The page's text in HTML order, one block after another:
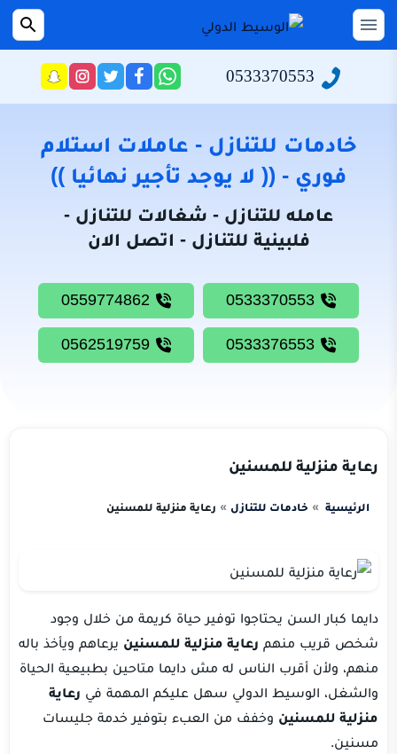
التجاوز
إلى
القائمة
الرئيسية
سياسة
الخصوصية
نحن
للتنازل
شغالات
للتنازل
بحث
0533370553
راسلنا
عبر
تابعنا
على
فيسبوك
تابعنا
على
تويتر
تابعنا
على
انستجرام
خادمات للتنازل - عاملات استلام
فوري - (( لا يوجد تأجير نهائيا ))
عامله للتنازل - شغالات للتنازل -
فلبينية للتنازل - اتصل الان
رعاية منزلية للمسنين
الرئيسية خادمات للتنازل رعاية منزلية للمسنين
دايما كبار السن يحتاجوا توفير حياة كريمة من خلال وجود
شخص قريب منهم رعاية منزلية للمسنين يرعاهم ويأخذ باله
منهم، ولأن أقرب الناس له مش دايما متاحين بطبيعية الحياة
والشغل، الوسيط الدولي سهل عليكم المهمة في رعاية
منزلية للمسنين وخفف من العبء بتوفير خدمة جليسات
مسنين.